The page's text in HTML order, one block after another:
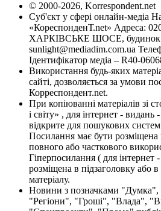
© 2000-2026, Korrespondent.net
Суб'єкт у сфері онлайн-медіа
«КореспонденТ.net» Адреса:
ХАРКІВСЬКЕ ШОСЕ, будинок
sunlight@mediadim.com.ua
Ідентифікатор медіа – R40-
Використання будь-яких
сайті, дозволяється за умови
Корреспондент.net.
При копіюванні матеріалів зі
і світу» , для інтернет - видань
відкрите для пошукових
Посилання має бути розміщена
повного або часткового
Гіперпосилання ( для
розміщена в підзаголовку або
матеріалу.
Новини з позначками "Думка",
"Регіони", "Гроші", "Влада",